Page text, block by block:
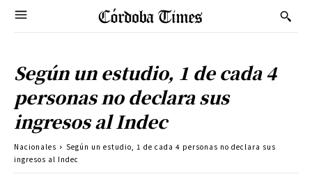
Según un estudio, 1 de cada 4
personas no declara sus
ingresos al Indec
Nacionales
Según un estudio, 1 de cada 4 personas no declara sus
ingresos al Indec